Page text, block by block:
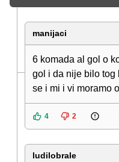
manijaci
6 komada al gol o
gol i da nije bilo tog
se i mi i vi moramo
4 2
ludilobrale